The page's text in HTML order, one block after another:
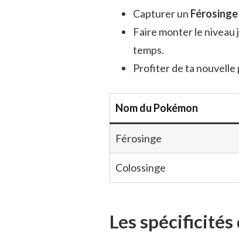
Capturer un Férosinge
Faire monter le niveau
temps.
Profiter de ta nouvelle
Nom du Pokémon
Férosinge
Colossinge
Les spécificités